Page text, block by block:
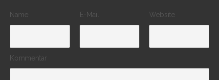
Name E-Mail Website
Kommentar